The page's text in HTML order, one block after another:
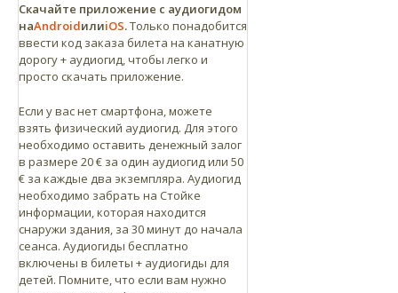
Скачайте приложение с аудиогидом
наAndroidилиiOS.Только понадобится
ввести код заказа билета на канатную
дорогу + аудиогид, чтобы легко и
просто скачать приложение.
Если у вас нет смартфона, можете
взять физический аудиогид. Для этого
необходимо оставить денежный залог
в размере 20 € за один аудиогид или 50
€ за каждые два экземпляра. Аудиогид
необходимо забрать на Стойке
информации, которая находится
снаружи здания, за 30 минут до начала
сеанса. Аудиогиды бесплатно
включены в билеты + аудиогиды для
детей. Помните, что если вам нужно